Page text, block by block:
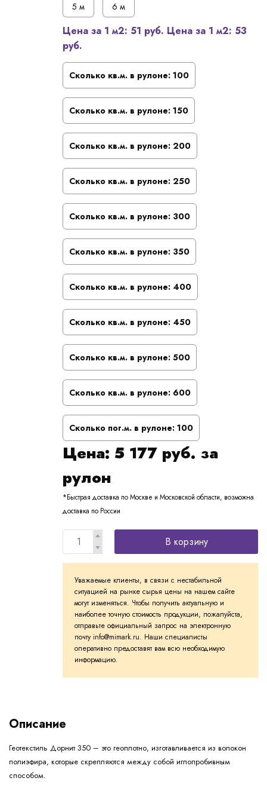
5 м 6 м
Цена за 1 м2: 51 руб. Цена за 1 м2: 53
руб.
Сколько кв.м. в рулоне: 100
Сколько кв.м. в рулоне: 150
Сколько кв.м. в рулоне: 200
Сколько кв.м. в рулоне: 250
Сколько кв.м. в рулоне: 300
Сколько кв.м. в рулоне: 350
Сколько кв.м. в рулоне: 400
Сколько кв.м. в рулоне: 450
Сколько кв.м. в рулоне: 500
Сколько кв.м. в рулоне: 600
Сколько пог.м. в рулоне: 100
Цена: 5 177 руб. за
рулон
*Быстрая доставка по Москве и Московской области, возможна
доставка по России
В корзину
Уважаемые клиенты, в связи с нестабильной
ситуацией на рынке сырья цены на нашем сайте
могут изменяться. Чтобы получить актуальную и
наиболее точную стоимость продукции, пожалуйста,
отправьте официальный запрос на электронную
почту info@mimark.ru. Наши специалисты
оперативно предоставят вам всю необходимую
информацию.
Описание
Геотекстиль Дорнит 350 – это геоплотно, изготавливается из волокон
полиэфира, которые скрепляются между собой иглопробивным
способом.